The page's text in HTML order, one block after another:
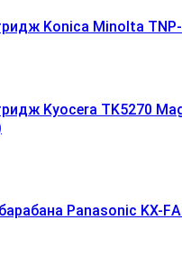
Konica Minolta
Kyocera TK5270
Panasonic KX-